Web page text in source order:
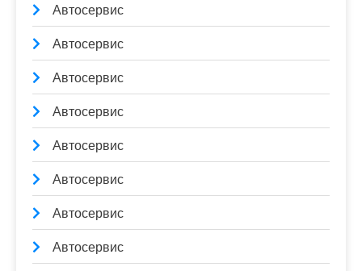
Автосервис
Автосервис
Автосервис
Автосервис
Автосервис
Автосервис
Автосервис
Автосервис